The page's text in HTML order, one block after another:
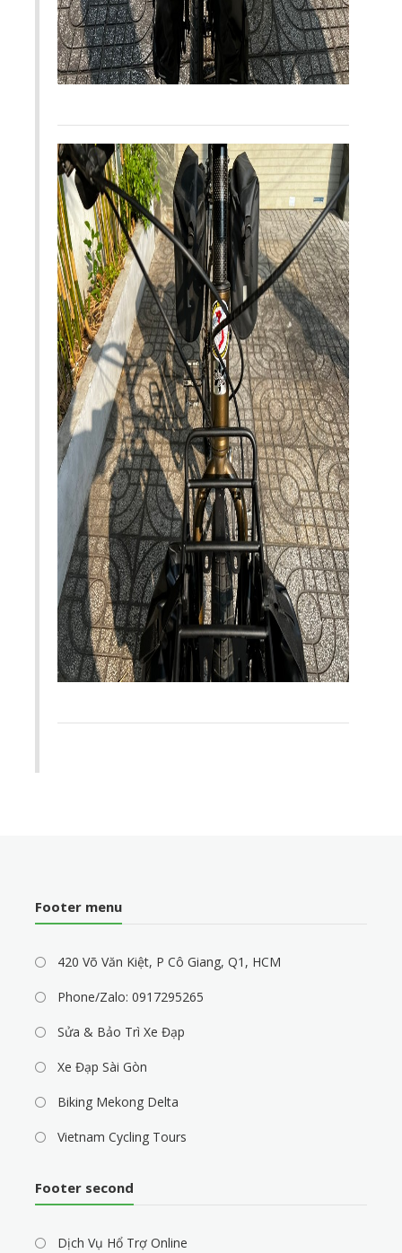
Footer menu
420 Võ Văn Kiệt, P Cô Giang, Q1, HCM
Phone/Zalo: 0917295265
Sửa & Bảo Trì Xe Đạp
Xe Đạp Sài Gòn
Biking Mekong Delta
Vietnam Cycling Tours
Footer second
Dịch Vụ Hổ Trợ Online